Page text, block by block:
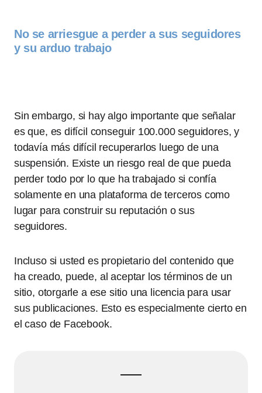
No se arriesgue a perder a sus seguidores
y su arduo trabajo
Sin embargo, si hay algo importante que señalar
es que, es difícil conseguir 100.000 seguidores, y
todavía más difícil recuperarlos luego de una
suspensión. Existe un riesgo real de que pueda
perder todo por lo que ha trabajado si confía
solamente en una plataforma de terceros como
lugar para construir su reputación o sus
seguidores.
Incluso si usted es propietario del contenido que
ha creado, puede, al aceptar los términos de un
sitio, otorgarle a ese sitio una licencia para usar
sus publicaciones. Esto es especialmente cierto en
el caso de Facebook.